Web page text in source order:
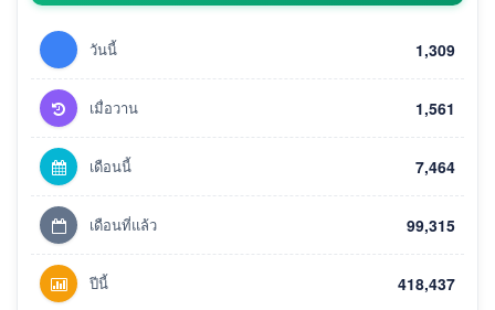
วันนี้ 1,309
เมื่อวาน 1,561
เดือนนี้ 7,464
เดือนที่แล้ว 99,315
ปีนี้ 418,437